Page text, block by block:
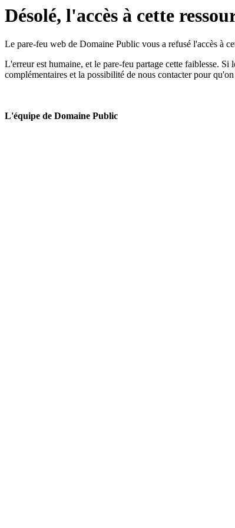
Désolé, l'accès à cette
Le pare-feu web de Domaine Public vous a refusé l'accès à
L'erreur est humaine, et le pare-feu partage cette faiblesse.
complémentaires et la possibilité de nous contacter pour
L'équipe de Domaine Public